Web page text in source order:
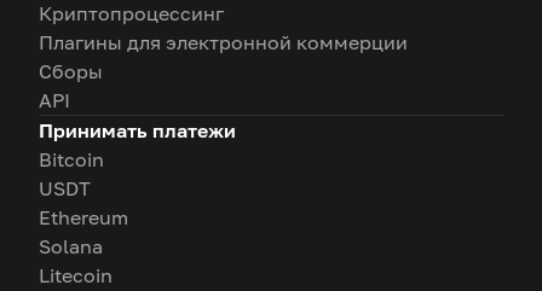
Криптопроцессинг
Плагины для электронной коммерции
Сборы
API
Принимать платежи
Bitcoin
USDT
Ethereum
Solana
Litecoin